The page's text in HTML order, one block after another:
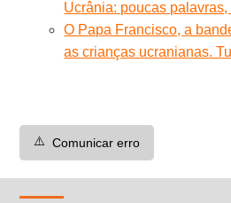
Ucrânia: poucas
O Papa Francisco, a
as crianças ucranianas.
⚠️ Comunicar erro